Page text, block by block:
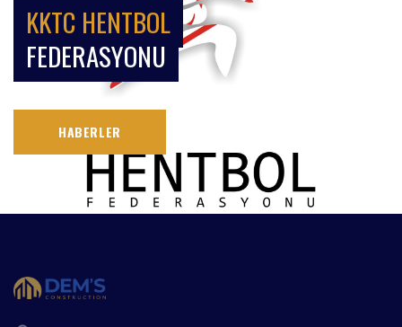
KKTC HENTBOL
FEDERASYONU
HABERLER